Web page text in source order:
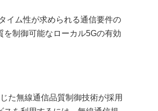
イム性が求められる通信要件の
制御可能なローカル5Gの有効
た無線通信品質制御技術が採用